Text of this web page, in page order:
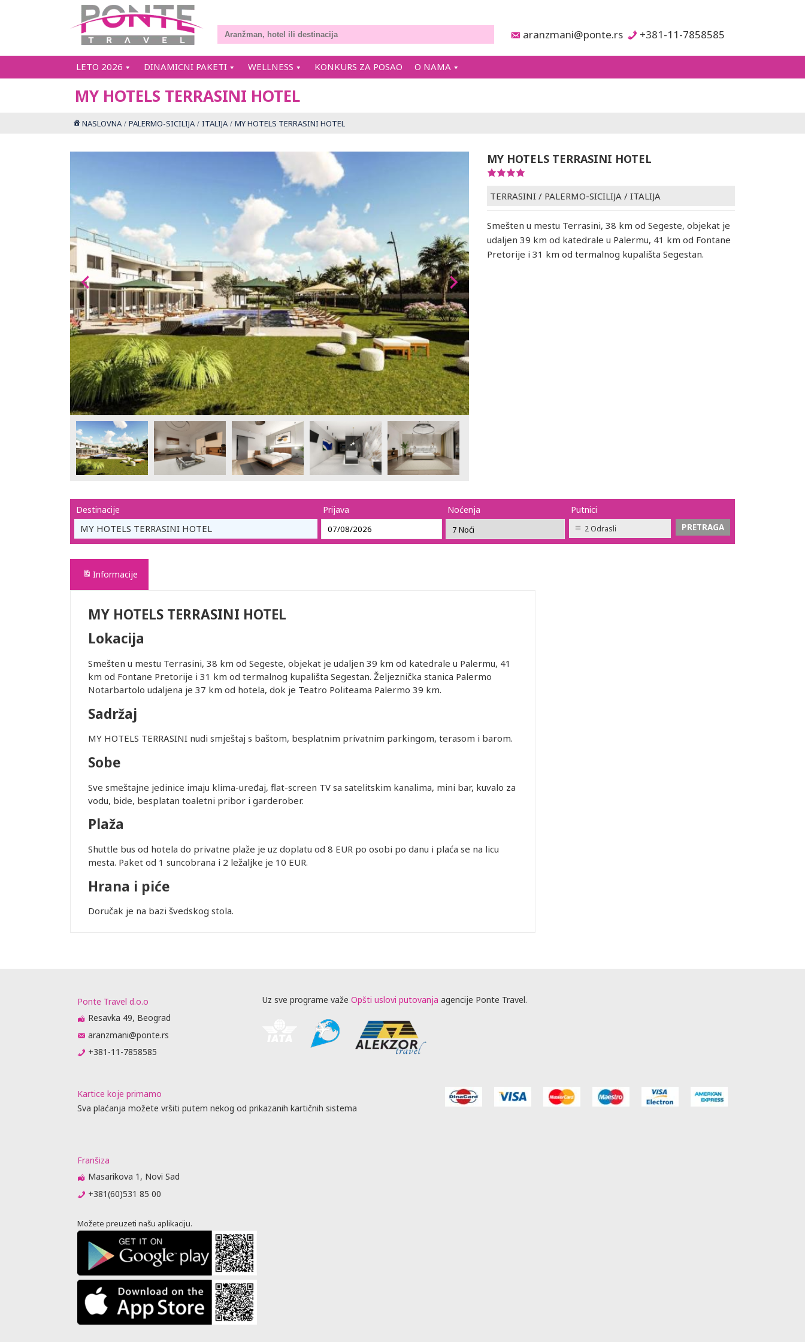
aranzmani@ponte.rs +381-11-7858585
LETO 2026 DINAMICNI PAKETI WELLNESS KONKURS ZA POSAO O NAMA
MY HOTELS TERRASINI HOTEL
NASLOVNA PALERMO-SICILIJA ITALIJA MY HOTELS TERRASINI HOTEL
MY HOTELS TERRASINI HOTEL
TERRASINI / PALERMO-SICILIJA / ITALIJA
Smešten u mestu Terrasini, 38 km od Segeste, objekat je
udaljen 39 km od katedrale u Palermu, 41 km od Fontane
Pretorije i 31 km od termalnog kupališta Segestan.
Destinacije
MY HOTELS TERRASINI HOTEL
Prijava Noćenja Putnici
2 Odrasli
Informacije
MY HOTELS TERRASINI HOTEL
Lokacija
Smešten u mestu Terrasini, 38 km od Segeste, objekat je udaljen 39 km od katedrale u Palermu, 41
km od Fontane Pretorije i 31 km od termalnog kupališta Segestan. Željeznička stanica Palermo
Notarbartolo udaljena je 37 km od hotela, dok je Teatro Politeama Palermo 39 km.
Sadržaj
MY HOTELS TERRASINI nudi smještaj s baštom, besplatnim privatnim parkingom, terasom i barom.
Sobe
Sve smeštajne jedinice imaju klima-uređaj, flat-screen TV sa satelitskim kanalima, mini bar, kuvalo za
vodu, bide, besplatan toaletni pribor i garderober.
Plaža
Shuttle bus od hotela do privatne plaže je uz doplatu od 8 EUR po osobi po danu i plaća se na licu
mesta. Paket od 1 suncobrana i 2 ležaljke je 10 EUR.
Hrana i piće
Doručak je na bazi švedskog stola.
Ponte Travel d.o.o
Resavka 49, Beograd
aranzmani@ponte.rs
+381-11-7858585
Uz sve programe važe Opšti uslovi putovanja agencije Ponte Travel.
Kartice koje primamo
Sva plaćanja možete vršiti putem nekog od prikazanih kartičnih sistema
Franšiza
Masarikova 1, Novi Sad
+381(60)531 85 00
Možete preuzeti našu aplikaciju.